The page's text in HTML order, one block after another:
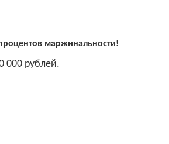
маржинальности!
000 рублей.